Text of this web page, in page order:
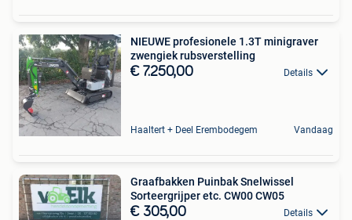
NIEUWE profesionele 1.3T minigraver
zwengiek rubsverstelling
€ 7.250,00 Details
Haaltert + Deel Erembodegem Vandaag
Graafbakken Puinbak Snelwissel
Sorteergrijper etc. CW00 CW05
€ 305,00 Details